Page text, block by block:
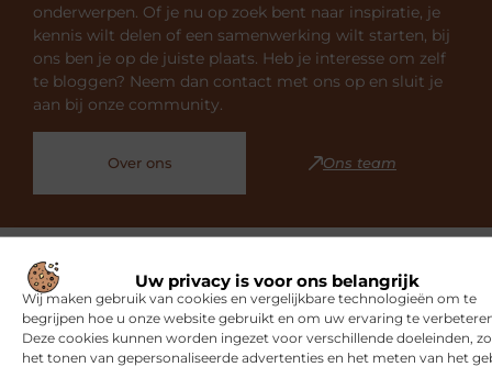
Uw privacy is voor ons belangrijk
Wij maken gebruik van cookies en vergelijkbare technologieën om te
begrijpen hoe u onze website gebruikt en om uw ervaring te
Deze cookies kunnen worden ingezet voor verschillende doeleinden,
het tonen van gepersonaliseerde advertenties en het meten van het
onderwerpen. Of je nu op zoek bent naar inspiratie, je
kennis wilt delen of een samenwerking wilt starten, bij
ons ben je op de juiste plaats. Heb je interesse om zelf
te bloggen? Neem dan contact met ons op en sluit je
aan bij onze community.
Over ons Ons team
Gerelateerde artikelendie u
mogelijk interesseren